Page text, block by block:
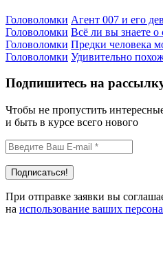
Головоломки Агент 007 и его
Головоломки Всё ли вы знаете о
Головоломки Предки человека
Головоломки Удивительно
Подпишитесь на
Чтобы не пропустить
и быть в курсе всего нового
При отправке заявки вы
на использование ваших